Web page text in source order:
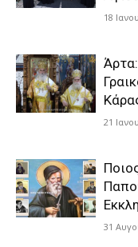
18
21
31